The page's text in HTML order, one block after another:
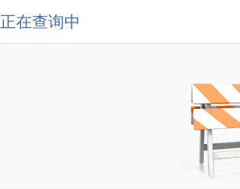
正在查询中